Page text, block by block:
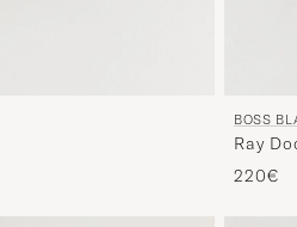
BOSS
Ray
220€